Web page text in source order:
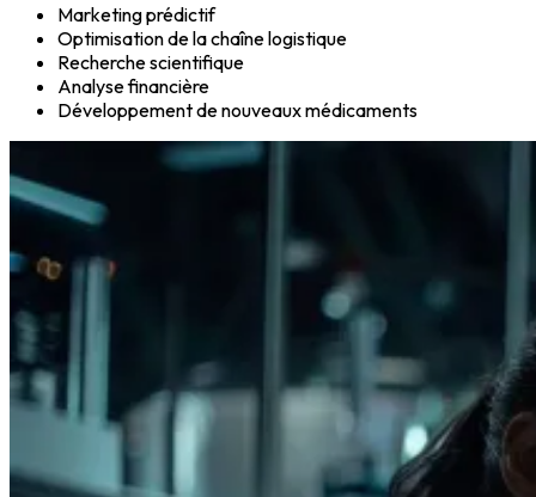
Marketing prédictif
Optimisation de la chaîne logistique
Recherche scientifique
Analyse financière
Développement de nouveaux médicaments